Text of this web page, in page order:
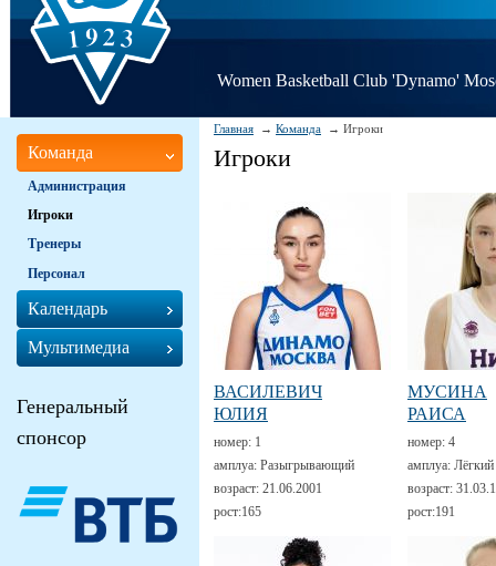
Women Basketball Club 'Dynamo'
Главная Команда Игроки
Игроки
ВАСИЛЕВИЧ
ЮЛИЯ
номер: 1
амплуа: Разыгрывающий
возраст: 21.06.2001
рост:165
МУСИНА
РАИСА
номер: 4
амплуа:
возраст:
рост:191
Команда
Администрация
Игроки
Тренеры
Персонал
Календарь
Мультимедиа
Генеральный
спонсор